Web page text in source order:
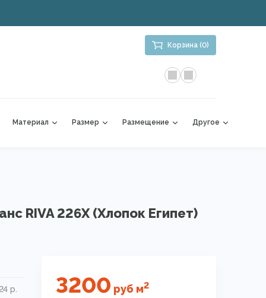
Корзина (0)
Материал Размер Размещение Другое
RIVA 226X (Хлопок Египет)
р.
3200 руб м2